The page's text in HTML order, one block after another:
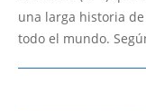
una larga historia
todo el mundo.